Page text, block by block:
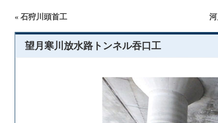
« 石狩川頭首工
望月寒川放水路トンネル吞口工